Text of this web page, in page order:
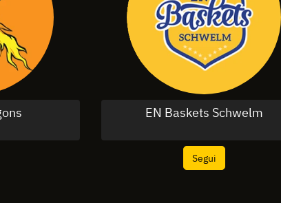
EN Baskets Schwelm
Segui